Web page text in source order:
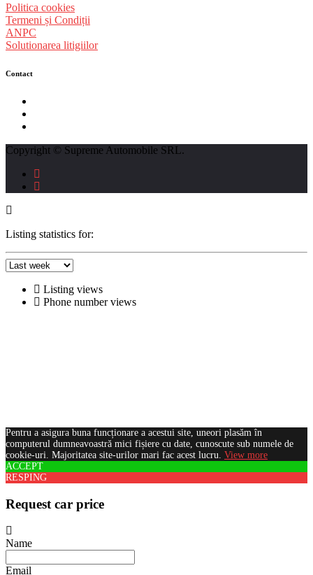
Politica cookies
Termeni și Condiții
ANPC
Solutionarea litigiilor
Contact
Copyright © Supreme Automobile SRL.
Listing statistics for:
Listing views
Phone number views
Pentru a asigura buna funcționare a acestui site, uneori plasăm în
computerul dumneavoastră mici fișiere cu date, cunoscute sub numele de
cookie-uri. Majoritatea site-urilor mari fac acest lucru. View more
ACCEPT
RESPING
Request car price
Name
Email